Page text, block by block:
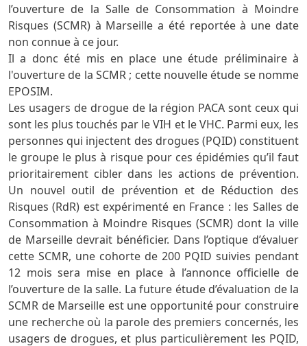
l’ouverture de la Salle de Consommation à Moindre
Risques (SCMR) à Marseille a été reportée à une date
non connue à ce jour.
Il a donc été mis en place une étude préliminaire à
l'ouverture de la SCMR ; cette nouvelle étude se nomme
EPOSIM.
Les usagers de drogue de la région PACA sont ceux qui
sont les plus touchés par le VIH et le VHC. Parmi eux, les
personnes qui injectent des drogues (PQID) constituent
le groupe le plus à risque pour ces épidémies qu’il faut
prioritairement cibler dans les actions de prévention.
Un nouvel outil de prévention et de Réduction des
Risques (RdR) est expérimenté en France : les Salles de
Consommation à Moindre Risques (SCMR) dont la ville
de Marseille devrait bénéficier. Dans l’optique d’évaluer
cette SCMR, une cohorte de 200 PQID suivies pendant
12 mois sera mise en place à l’annonce officielle de
l’ouverture de la salle. La future étude d’évaluation de la
SCMR de Marseille est une opportunité pour construire
une recherche où la parole des premiers concernés, les
usagers de drogues, et plus particulièrement les PQID,